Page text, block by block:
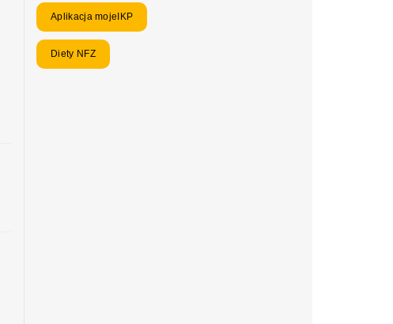
Aplikacja mojeIKP
Diety NFZ